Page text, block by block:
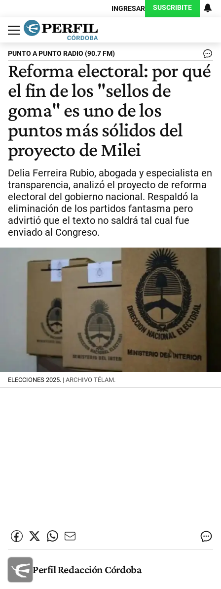
INGRESAR SUSCRIBITE
Política
Economía
Judiciales
Sociedad
Cultura
Espectáculos
Deportes
Protagonistas
PUNTO A PUNTO RADIO (90.7 FM)
Reforma electoral: por qué
el fin de los "sellos de
goma" es uno de los
puntos más sólidos del
proyecto de Milei
Delia Ferreira Rubio, abogada y especialista en
transparencia, analizó el proyecto de reforma
electoral del gobierno nacional. Respaldó la
eliminación de los partidos fantasma pero
advirtió que el texto no saldrá tal cual fue
enviado al Congreso.
ELECCIONES 2025. | ARCHIVO TÉLAM.
Perfil Redacción Córdoba